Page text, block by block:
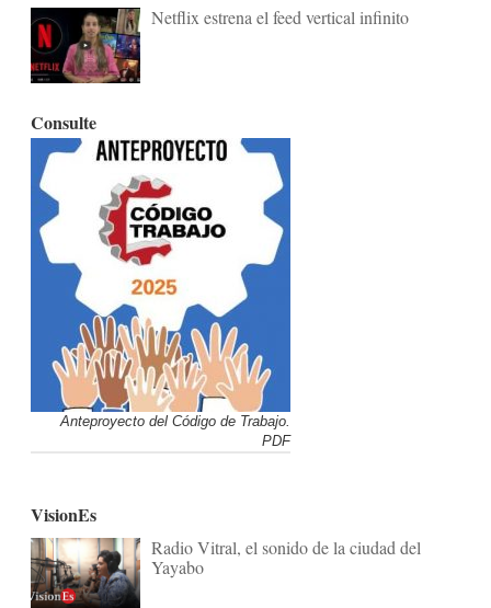
Netflix estrena el feed vertical infinito
Consulte
Anteproyecto del Código de Trabajo.
PDF
VisionEs
Radio Vitral, el sonido de la ciudad del
Yayabo